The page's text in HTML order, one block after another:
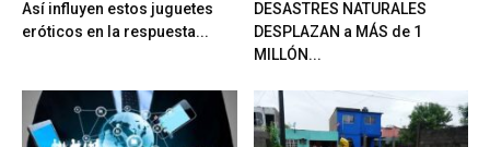
Así influyen estos juguetes
eróticos en la respuesta...
DESASTRES NATURALES
DESPLAZAN a MÁS de 1
MILLÓN...